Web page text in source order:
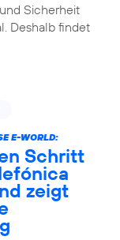
Sicherheit
Deshalb findet
E-WORLD:
Schritt
zeigt